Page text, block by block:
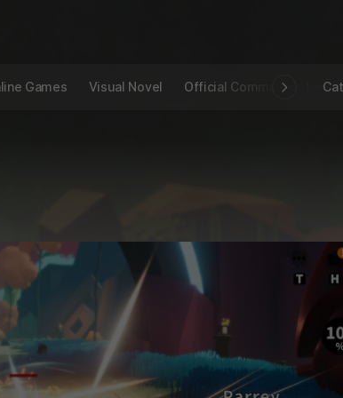
Games Visual Novel Official Community